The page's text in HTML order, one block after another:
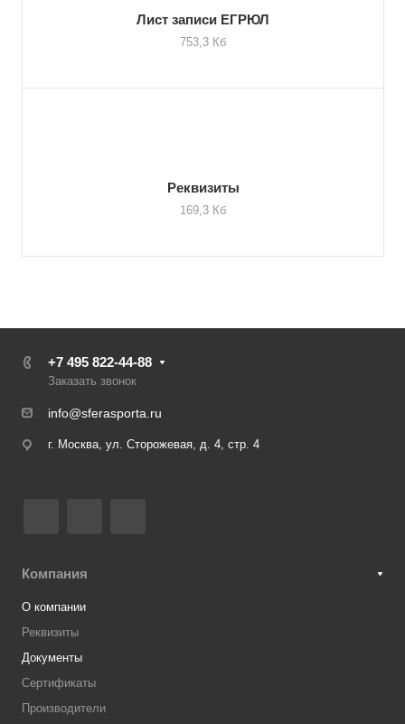
Лист записи ЕГРЮЛ
753,3 Кб
Реквизиты
169,3 Кб
+7 495 822-44-88
Заказать звонок
info@sferasporta.ru
г. Москва, ул. Сторожевая, д. 4, стр. 4
Компания
О компании
Реквизиты
Документы
Сертификаты
Производители